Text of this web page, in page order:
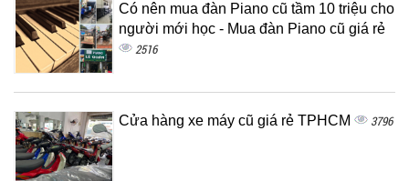
Có nên mua đàn Piano cũ tầm 10 triệu cho
người mới học - Mua đàn Piano cũ giá rẻ
2516
Cửa hàng xe máy cũ giá rẻ TPHCM 3796